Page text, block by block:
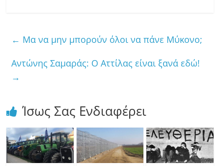
← Μα να μην μπορούν όλοι να πάνε Μύκονο;
Αντώνης Σαμαράς: Ο Αττίλας είναι ξανά εδώ!
→
Ίσως Σας Ενδιαφέρει